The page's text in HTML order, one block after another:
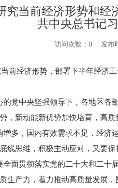
当前经济形势和
共中央总书记
访问次数： 0 发布
经济形势，部署下半年经济
党中央坚强领导下，各地区各
新动能新优势加快培育，高质
多，国内有效需求不足，经济
思维，积极主动应对，又要
面贯彻落实党的二十大和二十
生产力，着力推动高质量发展